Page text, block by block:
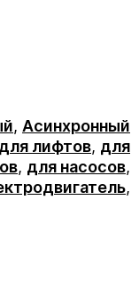
, Асинхронный
для лифтов, для
, для насосов,
,